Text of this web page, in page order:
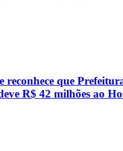
reconhece que
R$ 42 milhões ao